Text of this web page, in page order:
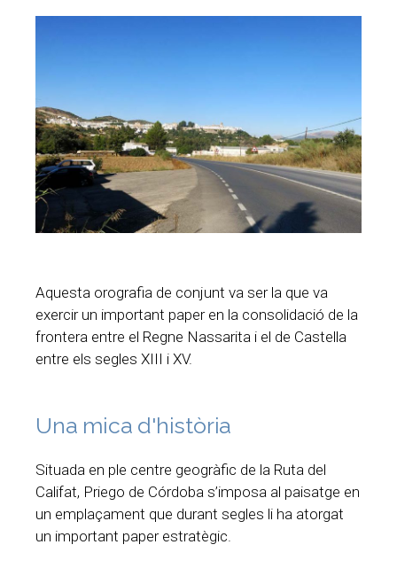
Aquesta orografia de conjunt va ser la que va
exercir un important paper en la consolidació de la
frontera entre el Regne Nassarita i el de Castella
entre els segles XIII i XV.
Una mica d'història
Situada en ple centre geogràfic de la Ruta del
Califat, Priego de Córdoba s’imposa al paisatge en
un emplaçament que durant segles li ha atorgat
un important paper estratègic.